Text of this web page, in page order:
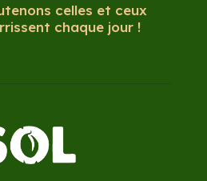
celles et ceux
chaque jour !